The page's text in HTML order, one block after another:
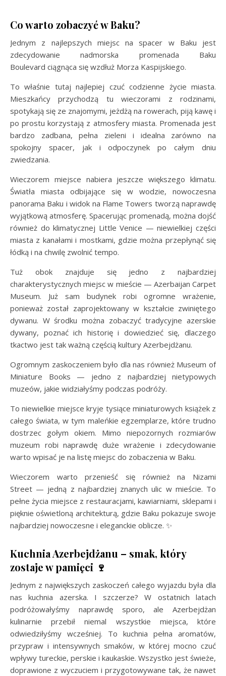
Co warto zobaczyć w Baku?
Jednym z najlepszych miejsc na spacer w Baku jest
zdecydowanie nadmorska promenada Baku
Boulevard ciągnąca się wzdłuż Morza Kaspijskiego.
To właśnie tutaj najlepiej czuć codzienne życie miasta.
Mieszkańcy przychodzą tu wieczorami z rodzinami,
spotykają się ze znajomymi, jeżdżą na rowerach, piją kawę i
po prostu korzystają z atmosfery miasta. Promenada jest
bardzo zadbana, pełna zieleni i idealna zarówno na
spokojny spacer, jak i odpoczynek po całym dniu
zwiedzania.
Wieczorem miejsce nabiera jeszcze większego klimatu.
Światła miasta odbijające się w wodzie, nowoczesna
panorama Baku i widok na Flame Towers tworzą naprawdę
wyjątkową atmosferę. Spacerując promenadą, można dojść
również do klimatycznej Little Venice — niewielkiej części
miasta z kanałami i mostkami, gdzie można przepłynąć się
łódką i na chwilę zwolnić tempo.
Tuż obok znajduje się jedno z najbardziej
charakterystycznych miejsc w mieście — Azerbaijan Carpet
Museum. Już sam budynek robi ogromne wrażenie,
ponieważ został zaprojektowany w kształcie zwiniętego
dywanu. W środku można zobaczyć tradycyjne azerskie
dywany, poznać ich historię i dowiedzieć się, dlaczego
tkactwo jest tak ważną częścią kultury Azerbejdżanu.
Ogromnym zaskoczeniem było dla nas również Museum of
Miniature Books — jedno z najbardziej nietypowych
muzeów, jakie widziałyśmy podczas podróży.
To niewielkie miejsce kryje tysiące miniaturowych książek z
całego świata, w tym maleńkie egzemplarze, które trudno
dostrzec gołym okiem. Mimo niepozornych rozmiarów
muzeum robi naprawdę duże wrażenie i zdecydowanie
warto wpisać je na listę miejsc do zobaczenia w Baku.
Wieczorem warto przenieść się również na Nizami
Street — jedną z najbardziej znanych ulic w mieście. To
pełne życia miejsce z restauracjami, kawiarniami, sklepami i
pięknie oświetloną architekturą, gdzie Baku pokazuje swoje
najbardziej nowoczesne i eleganckie oblicze. ✨
Kuchnia Azerbejdżanu – smak, który
zostaje w pamięci 🍷
Jednym z największych zaskoczeń całego wyjazdu była dla
nas kuchnia azerska. I szczerze? W ostatnich latach
podróżowałyśmy naprawdę sporo, ale Azerbejdżan
kulinarnie przebił niemal wszystkie miejsca, które
odwiedziłyśmy wcześniej. To kuchnia pełna aromatów,
przypraw i intensywnych smaków, w której mocno czuć
wpływy tureckie, perskie i kaukaskie. Wszystko jest świeże,
doprawione z wyczuciem i przygotowywane tak, że nawet